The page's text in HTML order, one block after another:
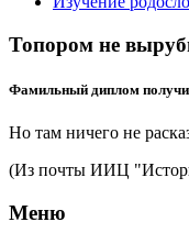
Топором не
Фамильный диплом
Но там ничего не
(Из почты ИИЦ
Меню